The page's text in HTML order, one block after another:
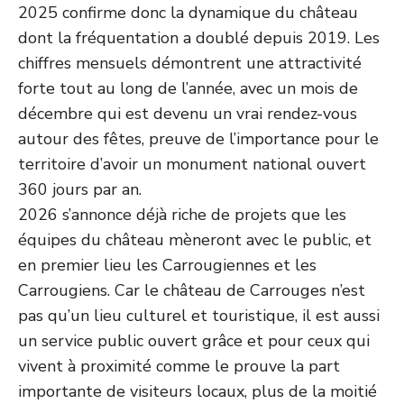
2025 confirme donc la dynamique du château
dont la fréquentation a doublé depuis 2019. Les
chiffres mensuels démontrent une attractivité
forte tout au long de l’année, avec un mois de
décembre qui est devenu un vrai rendez-vous
autour des fêtes, preuve de l’importance pour le
territoire d’avoir un monument national ouvert
360 jours par an.
2026 s’annonce déjà riche de projets que les
équipes du château mèneront avec le public, et
en premier lieu les Carrougiennes et les
Carrougiens. Car le château de Carrouges n’est
pas qu’un lieu culturel et touristique, il est aussi
un service public ouvert grâce et pour ceux qui
vivent à proximité comme le prouve la part
importante de visiteurs locaux, plus de la moitié